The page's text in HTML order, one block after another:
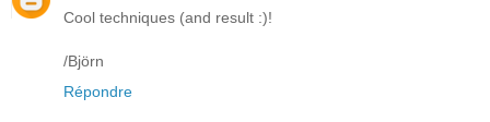
Cool techniques (and result :)!
/Björn
Répondre